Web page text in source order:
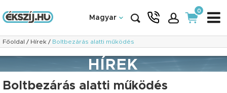
Magyar
0
Főoldal / Hírek / Boltbezárás alatti működés
HÍREK
Boltbezárás alatti működés